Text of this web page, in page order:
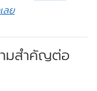
ลย
มสำคัญต่อ